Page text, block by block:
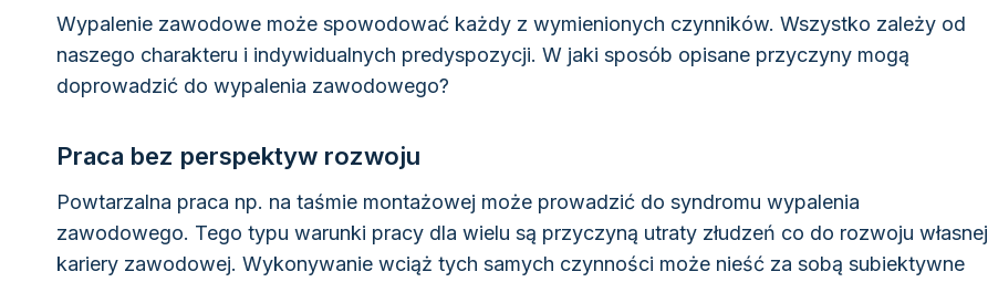
Wypalenie zawodowe może spowodować każdy z wymienionych czynników. Wszystko zależy od
naszego charakteru i indywidualnych predyspozycji. W jaki sposób opisane przyczyny mogą
doprowadzić do wypalenia zawodowego?
Praca bez perspektyw rozwoju
Powtarzalna praca np. na taśmie montażowej może prowadzić do syndromu wypalenia
zawodowego. Tego typu warunki pracy dla wielu są przyczyną utraty złudzeń co do rozwoju własnej
kariery zawodowej. Wykonywanie wciąż tych samych czynności może nieść za sobą subiektywne